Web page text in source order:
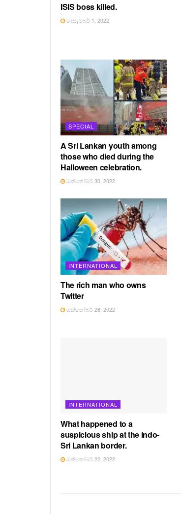
ISIS boss killed.
දෙසැම්බර් 1, 2022
SPECIAL
A Sri Lankan youth among
those who died during the
Halloween celebration.
ඔක්තෝබර් 30, 2022
INTERNATIONAL
The rich man who owns
Twitter
ඔක්තෝබර් 28, 2022
INTERNATIONAL
What happened to a
suspicious ship at the Indo-
Sri Lankan border.
ඔක්තෝබර් 22, 2022